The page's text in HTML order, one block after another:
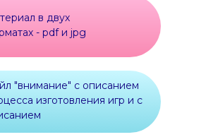
в двух
- pdf и jpg
"внимание" с описанием
изготовления игр и с